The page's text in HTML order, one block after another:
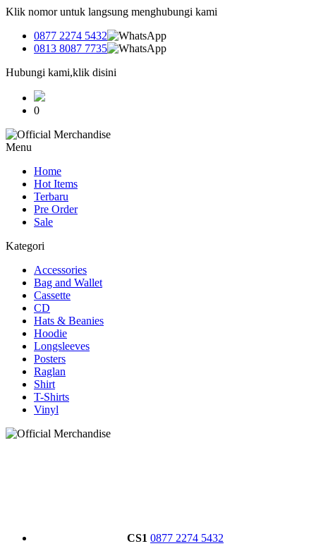
Klik nomor untuk langsung menghubungi kami
0877 2274 5432
0813 8087 7735
Hubungi kami,klik disini
0
Menu
Home
Hot Items
Terbaru
Pre Order
Sale
Kategori
Accessories
Bag and Wallet
Cassette
CD
Hats & Beanies
Hoodie
Longsleeves
Posters
Raglan
Shirt
T-Shirts
Vinyl
CS1 0877 2274 5432